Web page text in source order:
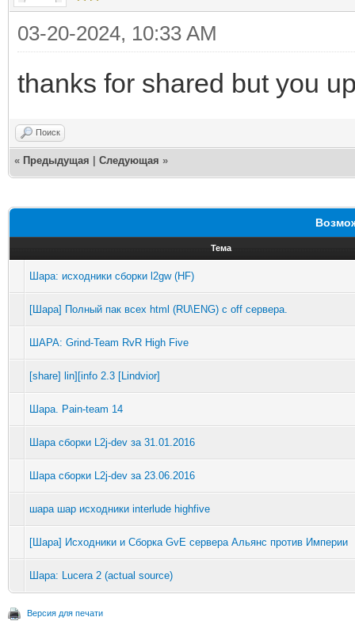
03-20-2024, 10:33 AM
thanks for shared but you
Поиск
« Предыдущая Следующая »
Тема
Шара: исходники сборки l2gw (HF)
[Шара] Полный пак всех html (RU\ENG) с off сервера.
ШАРА: Grind-Team RvR High Five
[share] lin][info 2.3 [Lindvior]
Шара. Pain-team 14
Шара сборки L2j-dev за 31.01.2016
Шара сборки L2j-dev за 23.06.2016
шара шар исходники interlude highfive
[Шара] Исходники и Сборка GvE сервера Альянс против Империи
Шара: Lucera 2 (actual source)
Версия для печати